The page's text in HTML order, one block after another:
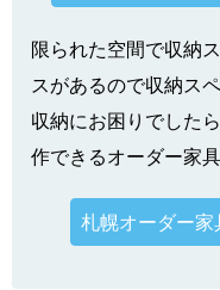
限られた空間で収納
スがあるので収納ス
収納にお困りでした
作できるオーダー家
札幌オーダー家